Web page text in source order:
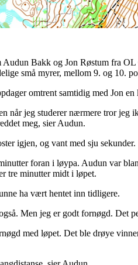
Bakk og Jon Røstum fra
små myrer, mellom 9. og 10.
omtrent samtidig med Jon
når jeg studerer nærmere tror
meg, sier Audun.
igjen, og vant med sju sekunder.
foran i løypa. Audun var
tre minutter midt i løpet.
ha vært hentet inn tidligere.
Men jeg er godt fornøgd. Det
med løpet. Det ble drøye